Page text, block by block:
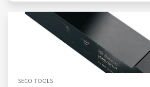
SECO TOOLS